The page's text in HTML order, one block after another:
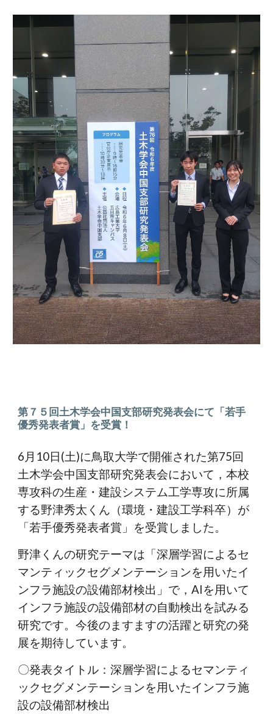
第７ ５回土木学会中国支部研究発表会にて「若手
優秀発表者賞」を受賞！
6月10日(土)に鳥取大学で開催された第75回
土木学会中国支部研究発表会において，本校
専攻科の生産・建設システム工学専攻に所属
する野津秀太くん（環境・建設工学科卒）が
「若手優秀発表者賞」を受賞しました。
野津くんの研究テーマは「深層学習によるセ
マンティックセグメンテーションを用いたイ
ンフラ施設の設備部材検出」で，AIを用いて
インフラ施設の設備部材の自動検出を試みる
研究です。今後のますますの活躍と研究の発
展を期待しています。
〇発表タイトル：深層学習によるセマンティ
ックセグメンテーションを用いたインフラ施
設の設備部材検出